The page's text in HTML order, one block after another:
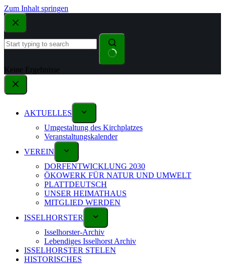
Zum Inhalt springen
Keine Ergebnisse
AKTUELLES
Umgestaltung des Kirchplatzes
Veranstaltungskalender
VEREIN
DORFENTWICKLUNG 2030
ÖKOWERK FÜR NATUR UND UMWELT
PLATTDEUTSCH
UNSER HEIMATHAUS
MITGLIED WERDEN
ISSELHORSTER
Isselhorster-Archiv
Lebendiges Isselhorst Archiv
ISSELHORSTER STELEN
HISTORISCHES